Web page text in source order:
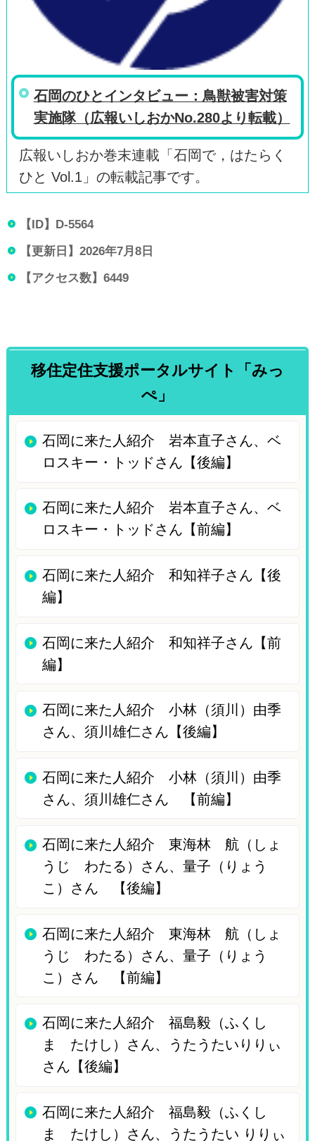
石岡のひとインタビュー：鳥獣被害対策
実施隊（広報いしおかNo.280より転載）
広報いしおか巻末連載「石岡で，はたらく
ひと Vol.1」の転載記事です。
【ID】 D-5564
【更新日】 2026年7月8日
【アクセス数】 6449
移住定住支援ポータルサイト「みっ
ぺ」
石岡に来た人紹介 岩本直子さん、ベ
ロスキー・トッドさん【後編】
石岡に来た人紹介 岩本直子さん、ベ
ロスキー・トッドさん【前編】
石岡に来た人紹介 和知祥子さん【後
編】
石岡に来た人紹介 和知祥子さん【前
編】
石岡に来た人紹介 小林（須川）由季
さん、須川雄仁さん【後編】
石岡に来た人紹介 小林（須川）由季
さん、須川雄仁さん 【前編】
石岡に来た人紹介 東海林 航（しょ
うじ わたる）さん、量子（りょう
こ）さん 【後編】
石岡に来た人紹介 東海林 航（しょ
うじ わたる）さん、量子（りょう
こ）さん 【前編】
石岡に来た人紹介 福島毅（ふくし
ま たけし）さん、うたうたいりりぃ
さん【後編】
石岡に来た人紹介 福島毅（ふくし
ま たけし）さん、うたうたい りりぃ